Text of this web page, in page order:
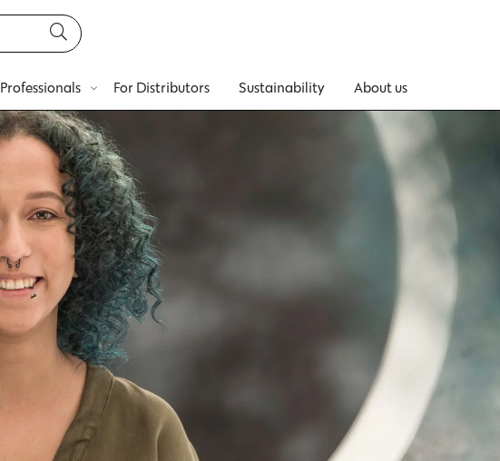
For Distributors Sustainability About us